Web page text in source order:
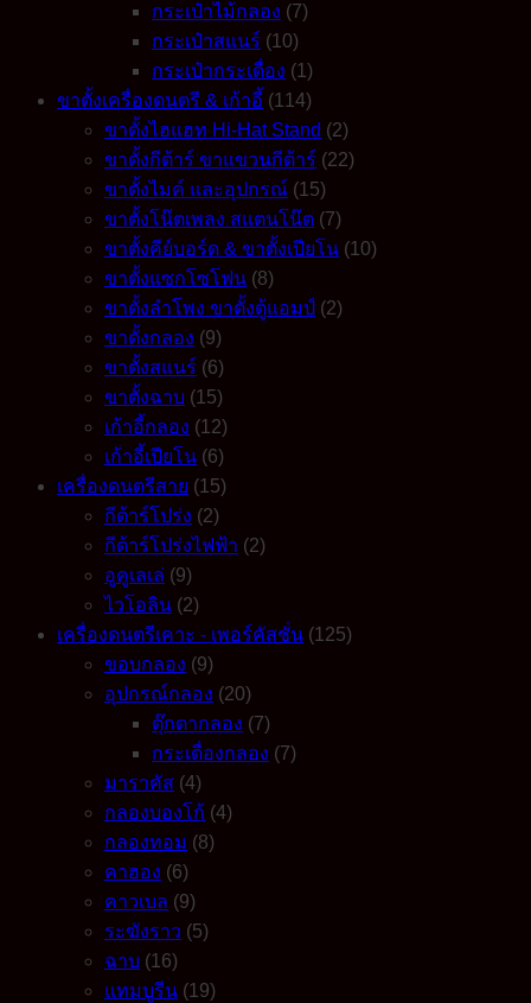
กระเป๋าไม้กลอง (7)
กระเป๋าสแนร์ (10)
กระเป๋ากระเดื่อง (1)
ขาตั้งเครื่องดนตรี & เก้าอี้ (114)
ขาตั้งไฮแฮท Hi-Hat Stand (2)
ขาตั้งกีต้าร์ ขาแขวนกีต้าร์ (22)
ขาตั้งไมค์ และอุปกรณ์ (15)
ขาตั้งโน๊ตเพลง สแตนโน๊ต (7)
ขาตั้งคีย์บอร์ด & ขาตั้งเปียโน (10)
ขาตั้งแซกโซโฟน (8)
ขาตั้งลำโพง ขาตั้งตู้แอมป์ (2)
ขาตั้งกลอง (9)
ขาตั้งสแนร์ (6)
ขาตั้งฉาบ (15)
เก้าอี้กลอง (12)
เก้าอี้เปียโน (6)
เครื่องดนตรีสาย (15)
กีต้าร์โปร่ง (2)
กีต้าร์โปร่งไฟฟ้า (2)
อูคูเลเล่ (9)
ไวโอลิน (2)
เครื่องดนตรีเคาะ - เพอร์คัสชั่น (125)
ขอบกลอง (9)
อุปกรณ์กลอง (20)
ตุ๊กตากลอง (7)
กระเดื่องกลอง (7)
มาราคัส (4)
กลองบองโก้ (4)
กลองทอม (8)
คาฮอง (6)
คาวเบล (9)
ระฆังราว (5)
ฉาบ (16)
แทมบูรีน (19)